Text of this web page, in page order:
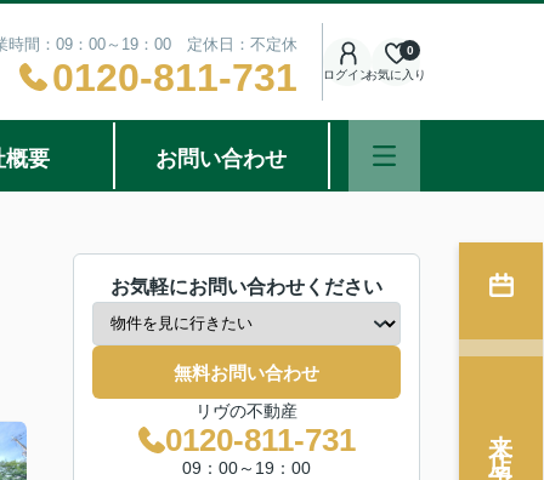
時間：09：00～19：00 定休日：不定休
0120-811-731 ログインお気に入り
0
概要 お問い合わせ
お気軽にお問い合わせください
無料お問い合わせ
リヴの不動産
0120-811-731
09：00～19：00
来店予約